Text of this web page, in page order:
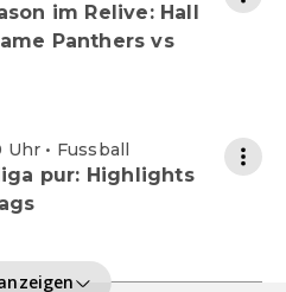
im Relive: Hall
Panthers vs
Uhr • Fussball
pur: Highlights